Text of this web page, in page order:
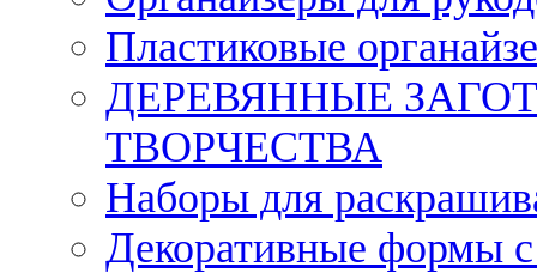
Пластиковые
ДЕРЕВЯННЫЕ
ТВОРЧЕСТВА
Наборы для
Декоративные формы с